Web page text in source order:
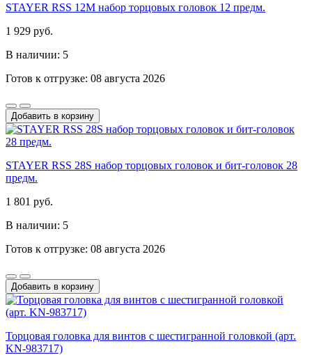
STAYER RSS 12M набор торцовых головок 12 предм.
1 929 руб.
В наличии: 5
Готов к отгрузке: 08 августа 2026
Добавить в корзину
STAYER RSS 28S набор торцовых головок и бит-головок 28
предм.
1 801 руб.
В наличии: 5
Готов к отгрузке: 08 августа 2026
Добавить в корзину
Торцовая головка для винтов с шестигранной головкой (арт.
KN-983717)